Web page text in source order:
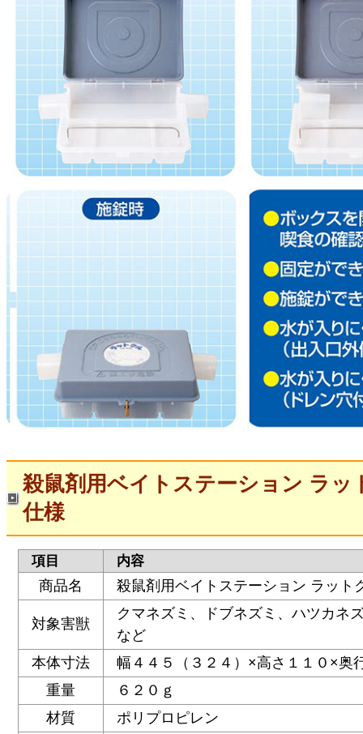
殺鼠剤用ベイトステーション ラッ
仕様
項目 内容
商品名 殺鼠剤用ベイトステーション ラット
対象害獣
クマネズミ、ドブネズミ、ハツカネ
など
本体寸法
幅４４５（３２４）×高さ１１０×奥
重量
６２０ｇ
材質
ポリプロピレン